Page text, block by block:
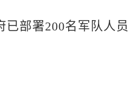
署200名军队人员